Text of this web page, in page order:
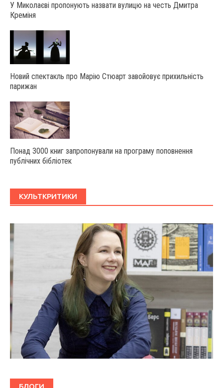
У Миколаєві пропонують назвати вулицю на честь Дмитра
Креміня
Новий спектакль про Марію Стюарт завойовує прихильність
парижан
Понад 3000 книг запропонували на програму поповнення
публічних бібліотек
КУЛЬТКРИТИКИ